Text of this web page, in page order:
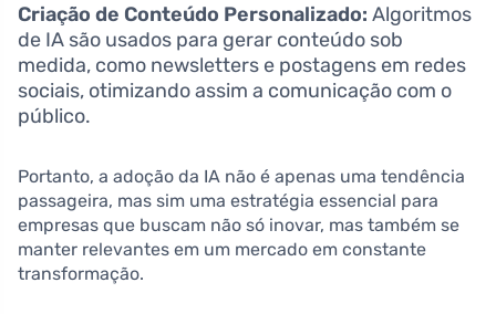
Criação de Conteúdo Personalizado: Algoritmos
de IA são usados para gerar conteúdo sob
medida, como newsletters e postagens em redes
sociais, otimizando assim a comunicação com o
público.
Portanto, a adoção da IA não é apenas uma tendência
passageira, mas sim uma estratégia essencial para
empresas que buscam não só inovar, mas também se
manter relevantes em um mercado em constante
transformação.